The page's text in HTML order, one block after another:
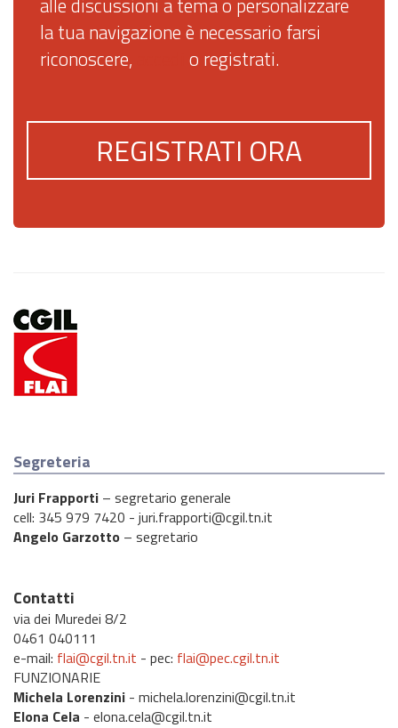
la tua navigazione è necessario farsi
riconoscere,
o registrati.
REGISTRATI ORA
Segreteria
Juri Frapporti – segretario generale
cell: 345 979 7420 - juri.frapporti@cgil.tn.it
Angelo Garzotto – segretario
Contatti
via dei Muredei 8/2
0461 040111
e-mail: flai@cgil.tn.it - pec: flai@pec.cgil.tn.it
FUNZIONARIE
Michela Lorenzini - michela.lorenzini@cgil.tn.it
Elona Cela - elona.cela@cgil.tn.it